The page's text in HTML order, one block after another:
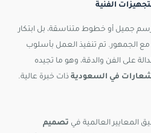
الفنية
جميل أو خطوط متناسقة، بل ابتكار
الجمهور. تم تنفيذ العمل بأسلوب
على الفن والدقة، وهو ما تجيده
في السعودية ذات خبرة عالية.
المعايير العالمية في تصميم